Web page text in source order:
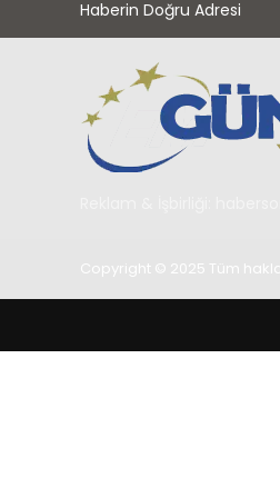
Haberin Doğru Adresi
Copyright © 2025 Tüm